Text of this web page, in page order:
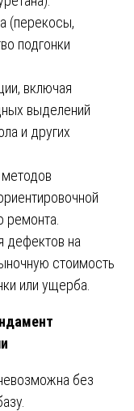
(перекосы,
подгонки
включая
выделений
и других
ремонта.
дефектов на
стоимость
или ущерба.
без